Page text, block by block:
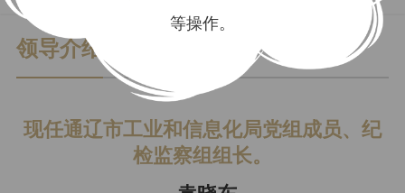
等操作。
领导介绍
现任通辽市工业和信息化局党组成员、纪
检监察组组长。